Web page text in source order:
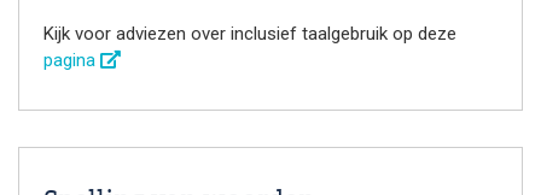
Kijk voor adviezen over inclusief taalgebruik op deze
pagina